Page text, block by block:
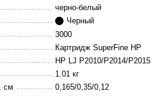
черно-белый
Черный
3000
Картридж SuperFine HP
HP LJ P2010/P2014/P2015
1.01 кг
см
0,165/0,35/0,12